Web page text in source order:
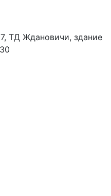
ТД Ждановичи, здание